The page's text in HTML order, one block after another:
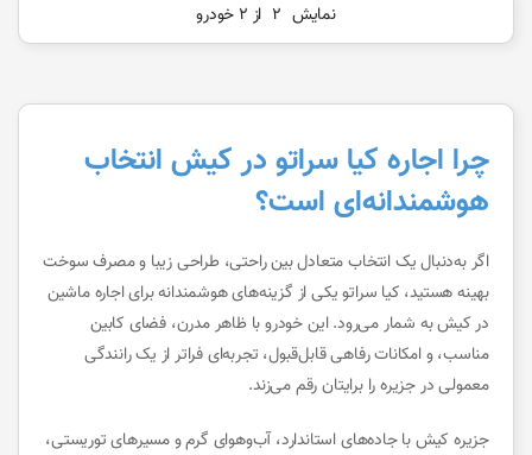
نمایش 2 از 2 خودرو
چرا اجاره کیا سراتو در کیش انتخاب
هوشمندانه‌ای است؟
اگر به‌دنبال یک انتخاب متعادل بین راحتی، طراحی زیبا و مصرف سوخت
بهینه هستید، کیا سراتو یکی از گزینه‌های هوشمندانه برایاجاره ماشین
در کیشبه شمار می‌رود. این خودرو با ظاهر مدرن، فضای کابین
مناسب، و امکانات رفاهی قابل‌قبول، تجربه‌ای فراتر از یک رانندگی
معمولی در جزیره را برایتان رقم می‌زند.
جزیره کیش با جاده‌های استاندارد، آب‌وهوای گرم و مسیرهای توریستی،